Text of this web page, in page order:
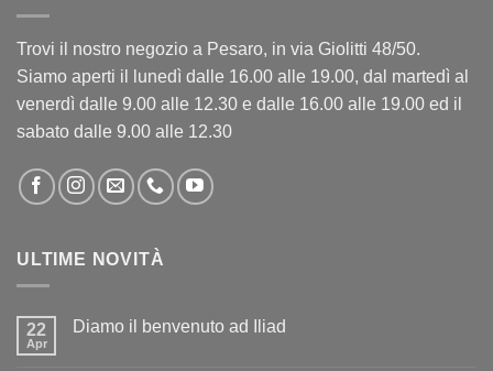
Trovi il nostro negozio a Pesaro, in via Giolitti 48/50.
Siamo aperti il lunedì dalle 16.00 alle 19.00, dal martedì al
venerdì dalle 9.00 alle 12.30 e dalle 16.00 alle 19.00 ed il
sabato dalle 9.00 alle 12.30
ULTIME NOVITÀ
22
Apr
Diamo il benvenuto ad Iliad